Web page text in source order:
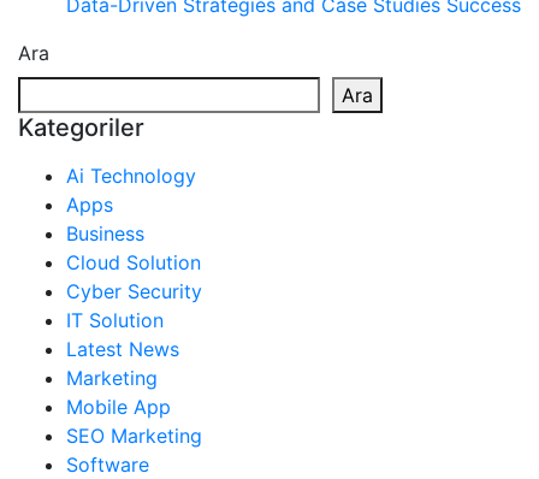
Data-Driven Strategies and Case Studies Success
Ara
Ara
Kategoriler
Ai Technology
Apps
Business
Cloud Solution
Cyber Security
IT Solution
Latest News
Marketing
Mobile App
SEO Marketing
Software